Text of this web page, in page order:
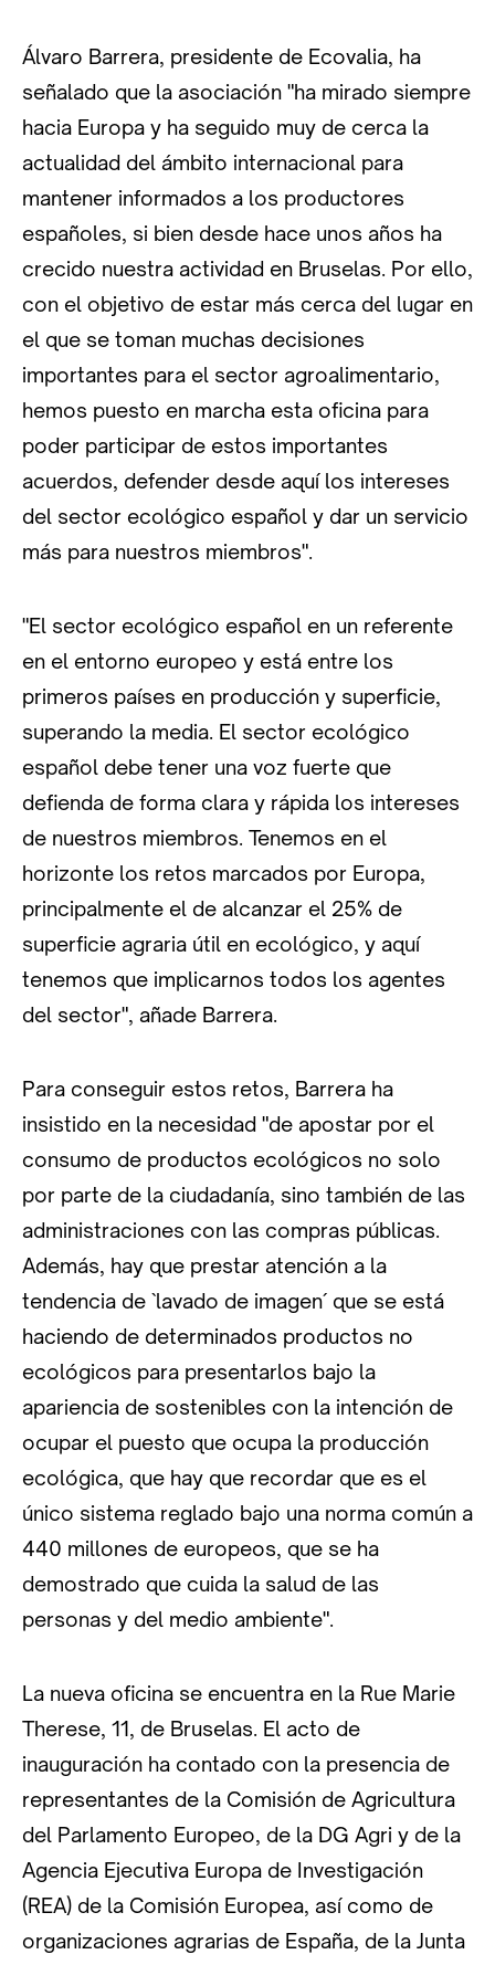
Álvaro Barrera, presidente de Ecovalia, ha
señalado que la asociación "ha mirado siempre
hacia Europa y ha seguido muy de cerca la
actualidad del ámbito internacional para
mantener informados a los productores
españoles, si bien desde hace unos años ha
crecido nuestra actividad en Bruselas. Por ello,
con el objetivo de estar más cerca del lugar en
el que se toman muchas decisiones
importantes para el sector agroalimentario,
hemos puesto en marcha esta oficina para
poder participar de estos importantes
acuerdos, defender desde aquí los intereses
del sector ecológico español y dar un servicio
más para nuestros miembros".
"El sector ecológico español en un referente
en el entorno europeo y está entre los
primeros países en producción y superficie,
superando la media. El sector ecológico
español debe tener una voz fuerte que
defienda de forma clara y rápida los intereses
de nuestros miembros. Tenemos en el
horizonte los retos marcados por Europa,
principalmente el de alcanzar el 25% de
superficie agraria útil en ecológico, y aquí
tenemos que implicarnos todos los agentes
del sector", añade Barrera.
Para conseguir estos retos, Barrera ha
insistido en la necesidad "de apostar por el
consumo de productos ecológicos no solo
por parte de la ciudadanía, sino también de las
administraciones con las compras públicas.
Además, hay que prestar atención a la
tendencia de `lavado de imagen´ que se está
haciendo de determinados productos no
ecológicos para presentarlos bajo la
apariencia de sostenibles con la intención de
ocupar el puesto que ocupa la producción
ecológica, que hay que recordar que es el
único sistema reglado bajo una norma común a
440 millones de europeos, que se ha
demostrado que cuida la salud de las
personas y del medio ambiente".
La nueva oficina se encuentra en la Rue Marie
Therese, 11, de Bruselas. El acto de
inauguración ha contado con la presencia de
representantes de la Comisión de Agricultura
del Parlamento Europeo, de la DG Agri y de la
Agencia Ejecutiva Europa de Investigación
(REA) de la Comisión Europea, así como de
organizaciones agrarias de España, de la Junta